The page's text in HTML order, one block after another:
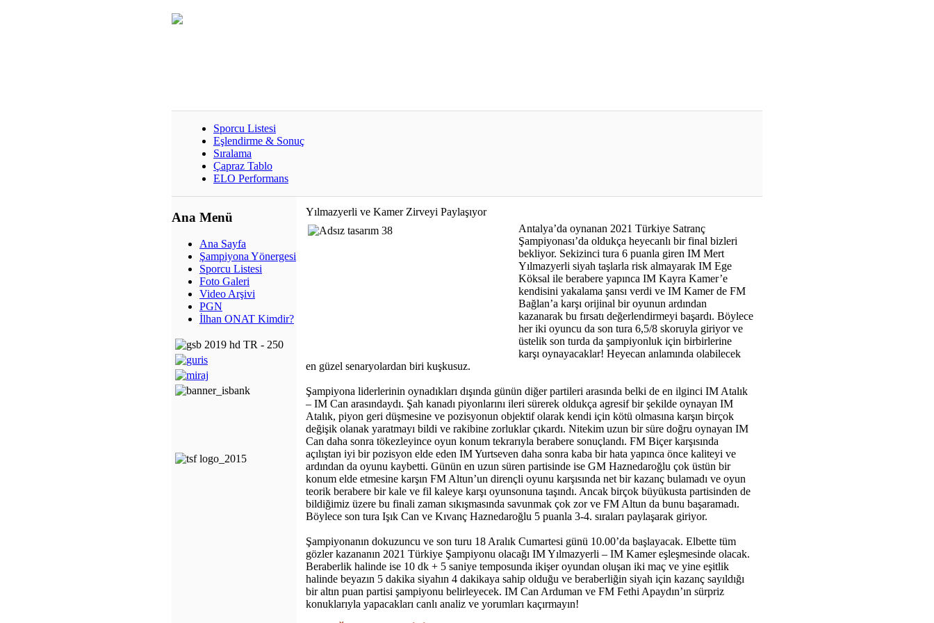
Sporcu Listesi
Eşlendirme & Sonuç
Sıralama
Çapraz Tablo
ELO Performans
Ana Menü
Ana Sayfa
Şampiyona Yönergesi
Sporcu Listesi
Foto Galeri
Video Arşivi
PGN
İlhan ONAT Kimdir?
Yılmazyerli ve Kamer Zirveyi Paylaşıyor
Antalya’da oynanan 2021 Türkiye Satranç
Şampiyonası’da oldukça heyecanlı bir final bizleri
bekliyor. Sekizinci tura 6 puanla giren IM Mert
Yılmazyerli siyah taşlarla risk almayarak IM Ege
Köksal ile berabere yapınca IM Kayra Kamer’e
kendisini yakalama şansı verdi ve IM Kamer de FM
Bağlan’a karşı orijinal bir oyunun ardından
kazanarak bu fırsatı değerlendirmeyi başardı. Böylece
her iki oyuncu da son tura 6,5/8 skoruyla giriyor ve
üstelik son turda da şampiyonluk için birbirlerine
karşı oynayacaklar! Heyecan anlamında olabilecek
en güzel senaryolardan biri kuşkusuz.
Şampiyona liderlerinin oynadıkları dışında günün diğer partileri arasında belki de en ilginci IM Atalık
– IM Can arasındaydı. Şah kanadı piyonlarını ileri sürerek oldukça agresif bir şekilde oynayan IM
Atalık, piyon geri düşmesine ve pozisyonun objektif olarak kendi için kötü olmasına karşın birçok
değişik olanak yaratmayı bildi ve rakibine zorluklar çıkardı. Nitekim uzun bir süre doğru oynayan IM
Can daha sonra tökezleyince oyun konum tekrarıyla berabere sonuçlandı. FM Biçer karşısında
açılıştan iyi bir pozisyon elde eden IM Yurtseven daha sonra kaba bir hata yapınca önce kaliteyi ve
ardından da oyunu kaybetti. Günün en uzun süren partisinde ise GM Haznedaroğlu çok üstün bir
konum elde etmesine karşın FM Altun’un dirençli oyunu karşısında net bir kazanç bulamadı ve oyun
teorik berabere bir kale ve fil kaleye karşı oyunsonuna taşındı. Ancak birçok büyükusta partisinden de
bildiğimiz üzere bu finali zaman sıkışmasında savunmak çok zor ve FM Altun da bunu başaramadı.
Böylece son tura Işık Can ve Kıvanç Haznedaroğlu 5 puanla 3-4. sıraları paylaşarak giriyor.
Şampiyonanın dokuzuncu ve son turu 18 Aralık Cumartesi günü 10.00’da başlayacak. Elbette tüm
gözler kazananın 2021 Türkiye Şampiyonu olacağı IM Yılmazyerli – IM Kamer eşleşmesinde olacak.
Beraberlik halinde ise 10 dk + 5 saniye temposunda ikişer oyundan oluşan iki maç ve yine eşitlik
halinde beyazın 5 dakika siyahın 4 dakikaya sahip olduğu ve beraberliğin siyah için kazanç sayıldığı
bir altın puan partisi şampiyonu belirleyecek. IM Can Arduman ve FM Fethi Apaydın’ın sürpriz
konuklarıyla yapacakları canlı analiz ve yorumları kaçırmayın!